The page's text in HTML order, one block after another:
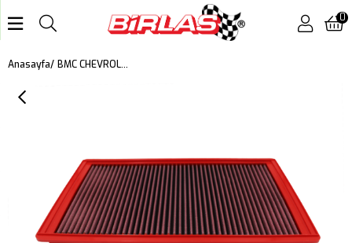
0
Anasayfa BMC CHEVROLET CORVETTE (C4) 5.7 V8 KUTU İÇİ PERFORMANS HAVA FİLTRESİ FB510/20